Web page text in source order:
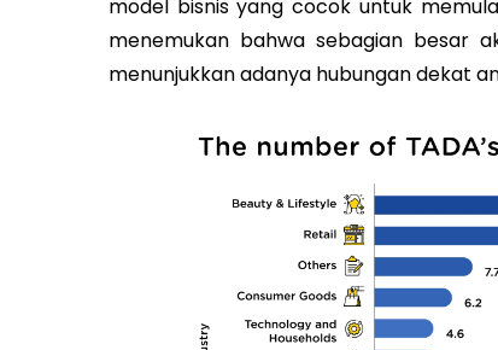
model bisnis yang cocok untuk
menemukan bahwa sebagian besar
menunjukkan adanya hubungan dekat